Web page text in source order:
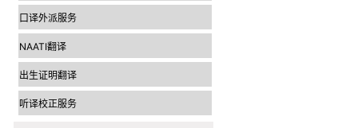
口译外派服务
NAATI翻译
出生证明翻译
听译校正服务